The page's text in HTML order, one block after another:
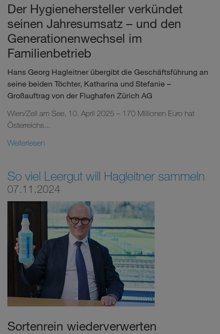
Der Hygienehersteller verkündet
seinen Jahresumsatz – und den
Generationenwechsel im
Familienbetrieb
Hans Georg Hagleitner übergibt die Geschäftsführung an
seine beiden Töchter, Katharina und Stefanie –
Großauftrag von der Flughafen Zürich AG
Wien/Zell am See, 10. April 2025 – 170 Millionen Euro hat
Österreichs...
Weiterlesen
So viel Leergut will Hagleitner sammeln
07.11.2024
Sortenrein wiederverwerten